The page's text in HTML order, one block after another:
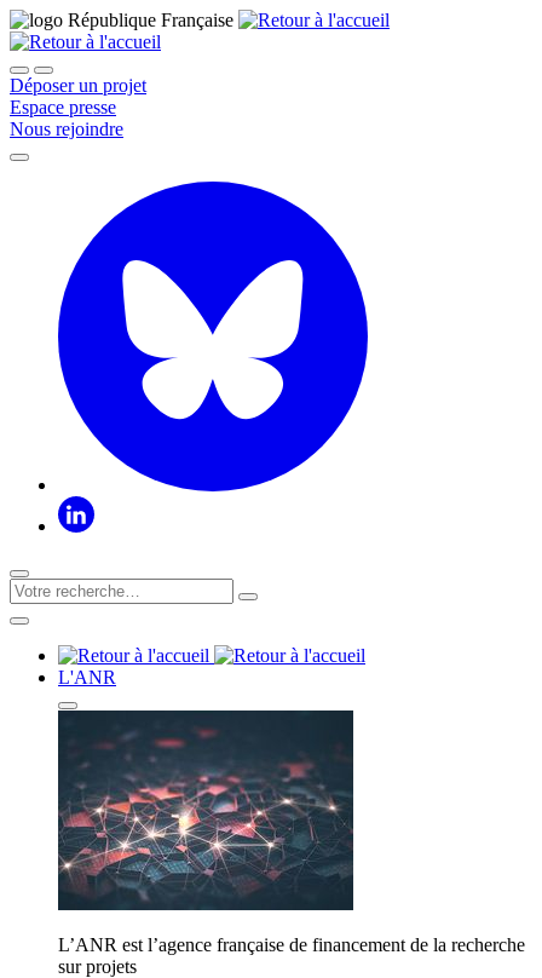
Déposer un projet
Espace presse
Nous rejoindre
L'ANR
L’ANR est l’agence française de financement de la recherche
sur projets